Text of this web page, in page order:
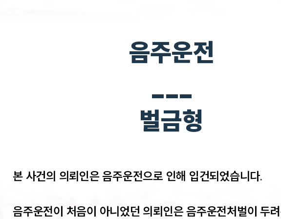
음주운전
___
벌금형
본 사건의 의뢰인은 음주운전으로 인해 입건되었습니다.
음주운전이 처음이 아니었던 의뢰인은 음주운전처벌이 두